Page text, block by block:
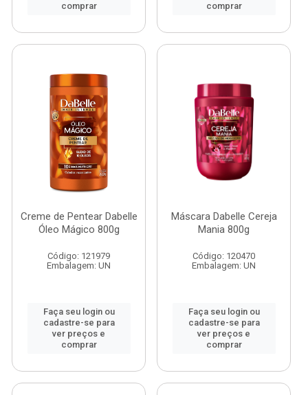
comprar
comprar
Creme de Pentear Dabelle
Óleo Mágico 800g
Código: 121979
Embalagem: UN
Faça seu login ou
cadastre-se para
ver preços e
comprar
Máscara Dabelle Cereja
Mania 800g
Código: 120470
Embalagem: UN
Faça seu login ou
cadastre-se para
ver preços e
comprar